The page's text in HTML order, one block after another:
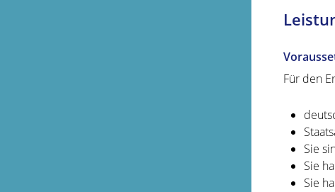
Für den
Sie
Sie
Sie